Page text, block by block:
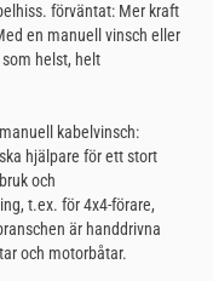
förväntat: Mer kraft
en manuell vinsch eller
helst, helt
kabelvinsch:
hjälpare för ett stort
och
t.ex. för 4x4-förare,
är handdrivna
och motorbåtar.